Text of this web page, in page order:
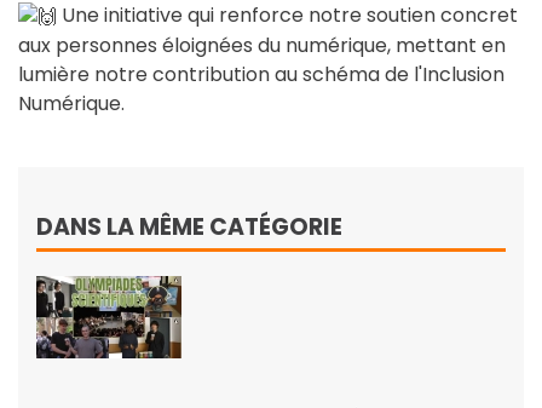
Une initiative qui renforce notre soutien concret
aux personnes éloignées du numérique, mettant en
lumière notre contribution au schéma de l'Inclusion
Numérique.
DANS LA MÊME CATÉGORIE